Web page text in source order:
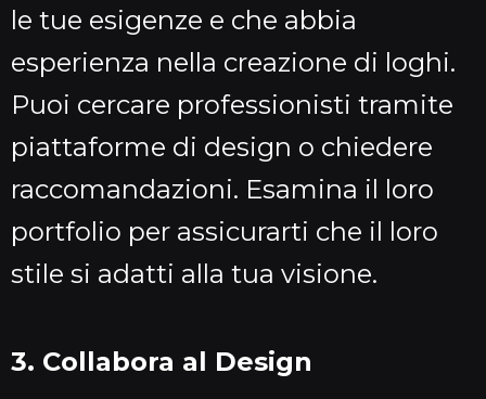
le tue esigenze e che abbia
esperienza nella creazione di loghi.
Puoi cercare professionisti tramite
piattaforme di design o chiedere
raccomandazioni. Esamina il loro
portfolio per assicurarti che il loro
stile si adatti alla tua visione.
3. Collabora al Design